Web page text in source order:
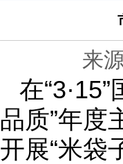
来
在
品质”年度
开展“米袋